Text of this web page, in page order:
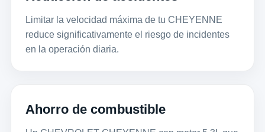
Limitar la velocidad máxima de tu CHEYENNE
reduce significativamente el riesgo de incidentes
en la operación diaria.
Ahorro de combustible